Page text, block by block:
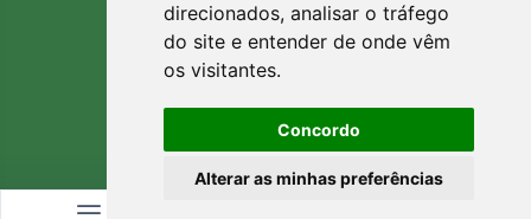
direcionados, analisar o tráfego
do site e entender de onde vêm
os visitantes.
Concordo
Alterar as minhas preferências